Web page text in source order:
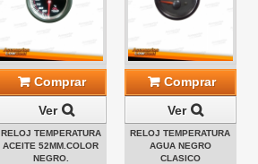
Comprar
Ver
RELOJ TEMPERATURA
ACEITE 52MM.COLOR
NEGRO.
Comprar
Ver
RELOJ TEMPERATURA
AGUA NEGRO
CLASICO